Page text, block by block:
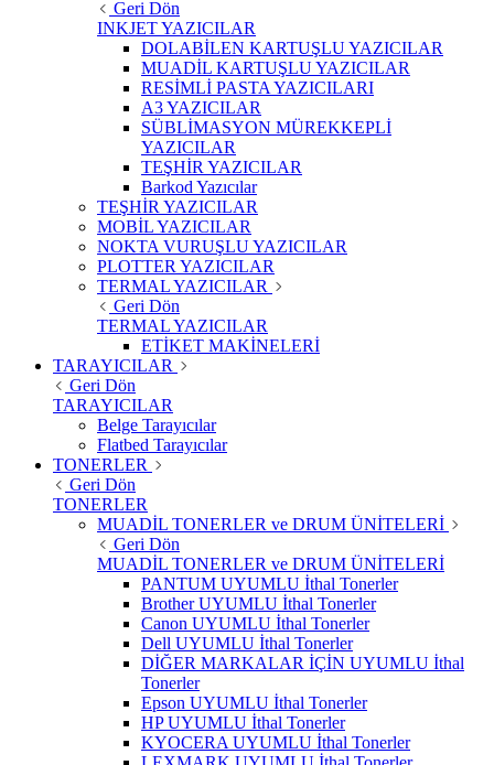
Geri Dön
INKJET YAZICILAR
DOLABİLEN KARTUŞLU YAZICILAR
MUADİL KARTUŞLU YAZICILAR
RESİMLİ PASTA YAZICILARI
A3 YAZICILAR
SÜBLİMASYON MÜREKKEPLİ
YAZICILAR
TEŞHİR YAZICILAR
Barkod Yazıcılar
TEŞHİR YAZICILAR
MOBİL YAZICILAR
NOKTA VURUŞLU YAZICILAR
PLOTTER YAZICILAR
TERMAL YAZICILAR
Geri Dön
TERMAL YAZICILAR
ETİKET MAKİNELERİ
TARAYICILAR
Geri Dön
TARAYICILAR
Belge Tarayıcılar
Flatbed Tarayıcılar
TONERLER
Geri Dön
TONERLER
MUADİL TONERLER ve DRUM ÜNİTELERİ
Geri Dön
MUADİL TONERLER ve DRUM ÜNİTELERİ
PANTUM UYUMLU İthal Tonerler
Brother UYUMLU İthal Tonerler
Canon UYUMLU İthal Tonerler
Dell UYUMLU İthal Tonerler
DİĞER MARKALAR İÇİN UYUMLU İthal
Tonerler
Epson UYUMLU İthal Tonerler
HP UYUMLU İthal Tonerler
KYOCERA UYUMLU İthal Tonerler